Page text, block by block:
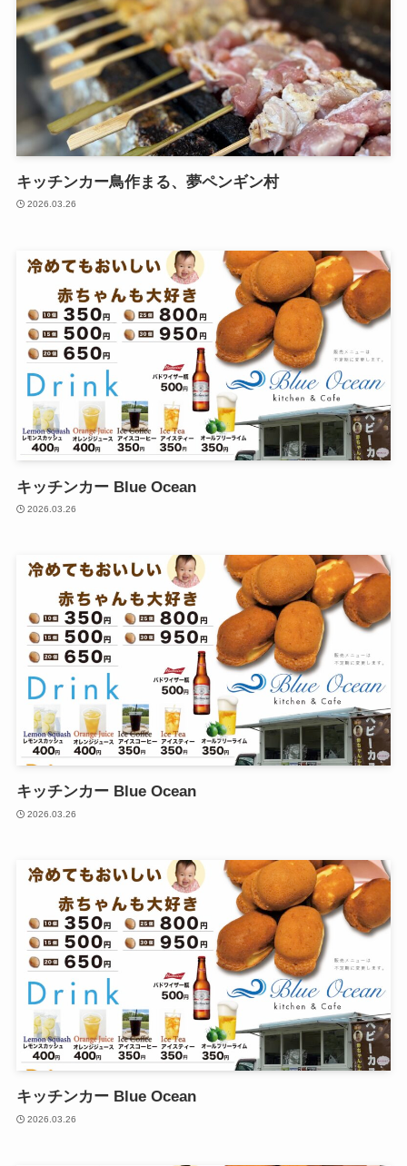
キッチンカー鳥作まる、夢ペンギン村
2026.03.26
キッチンカー Blue Ocean
2026.03.26
キッチンカー Blue Ocean
2026.03.26
キッチンカー Blue Ocean
2026.03.26